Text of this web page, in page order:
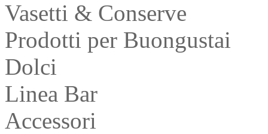
Vasetti & Conserve
Prodotti per Buongustai
Dolci
Linea Bar
Accessori